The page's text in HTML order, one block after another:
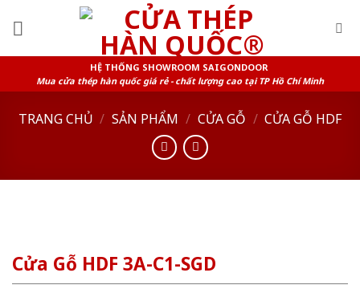
HỆ THỐNG SHOWROOM SAIGONDOOR
Mua cửa thép hàn quốc giá rẻ - chất lượng cao tại TP Hồ Chí Minh
TRANG CHỦ / SẢN PHẨM / CỬA GỖ / CỬA GỖ HDF
Cửa Gỗ HDF 3A-C1-SGD